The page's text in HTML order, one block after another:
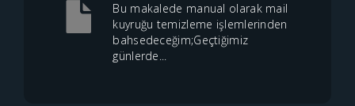
Bu makalede manual olarak mail
kuyruğu temizleme işlemlerinden
bahsedeceğim;Geçtiğimiz
günlerde...